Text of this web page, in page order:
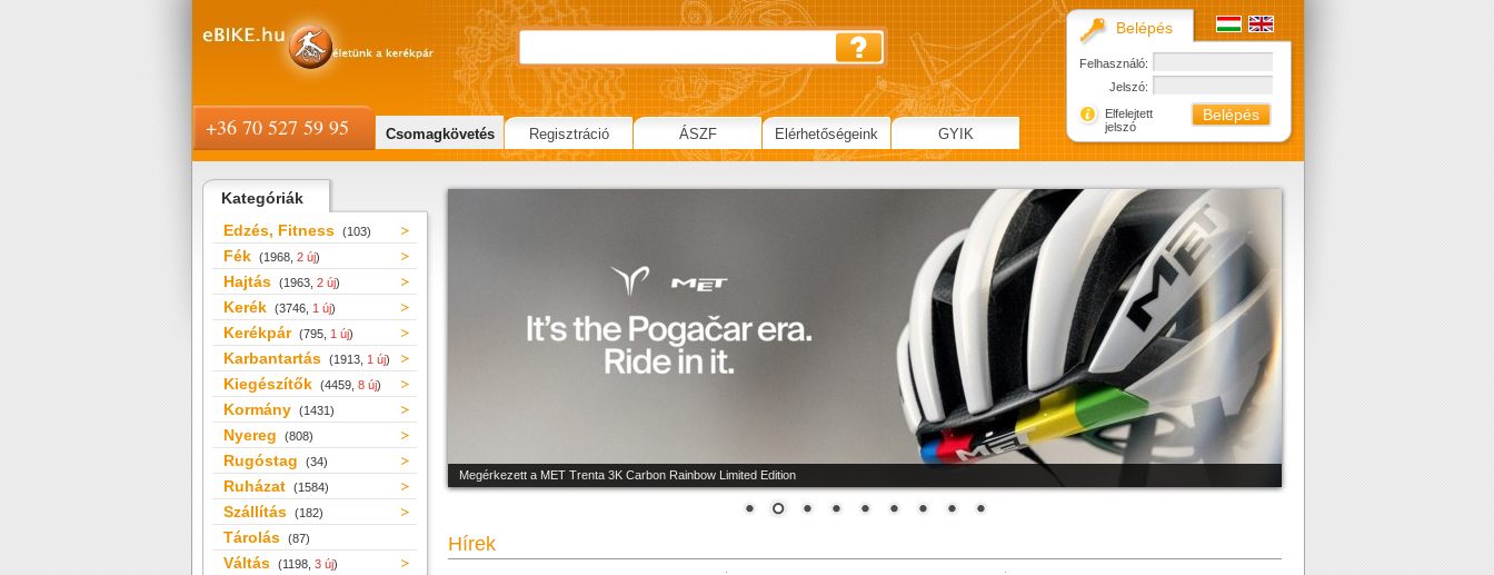
Kategóriák
Edzés, Fitness (103)
Fék (1968, 2 új)
Hajtás (1963, 2 új)
Kerék (3746, 1 új)
Kerékpár (795, 1 új)
Karbantartás (1913, 1 új)
Kiegészítők (4459, 8 új)
Kormány (1431)
Nyereg (808)
Rugóstag (34)
Ruházat (1584)
Szállítás (182)
Tárolás (87)
Váltás (1198, 3 új)
Megérkezett a MET Trenta 3K Carbon Rainbow Limited Edition
Hírek
Belépés
Felhasználó:
Jelszó:
Elfelejtett
jelszó
+36 70 527 59 95 Csomagkövetés Regisztráció ÁSZF Elérhetőségeink GYIK